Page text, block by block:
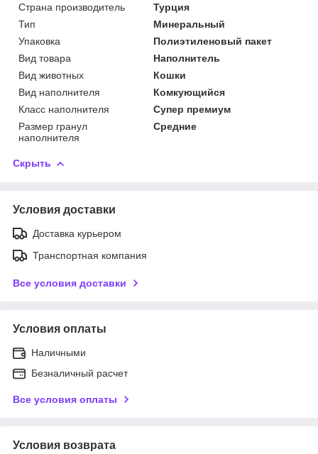
Страна производитель
Турция
Тип
Минеральный
Упаковка
Полиэтиленовый пакет
Вид товара
Наполнитель
Вид животных
Кошки
Вид наполнителя
Комкующийся
Класс наполнителя
Супер премиум
Размер гранул
наполнителя
Средние
Скрыть
Условия доставки
Доставка курьером
Транспортная компания
Все условия доставки
Условия оплаты
Наличными
Безналичный расчет
Все условия оплаты
Условия возврата